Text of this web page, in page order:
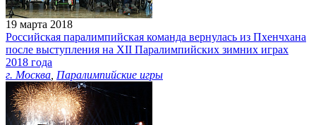
19 марта 2018
Российская паралимпийская команда вернулась из Пхенчхана
после выступления на XII Паралимпийских зимних играх
2018 года
г. Москва Паралимпийские игры